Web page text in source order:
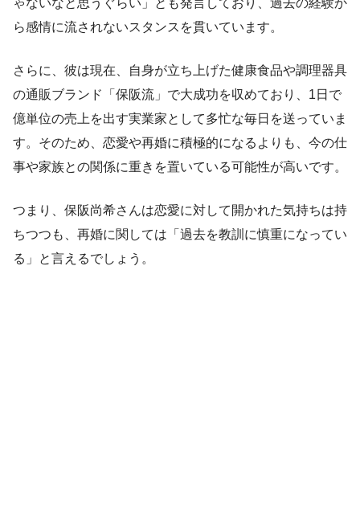
ゃないなと思うぐらい」とも発言しており、過去の経験か
ら感情に流されないスタンスを貫いています。
さらに、彼は現在、自身が立ち上げた健康食品や調理器具
の通販ブランド「保阪流」で大成功を収めており、1日で
億単位の売上を出す実業家として多忙な毎日を送っていま
す。そのため、恋愛や再婚に積極的になるよりも、今の仕
事や家族との関係に重きを置いている可能性が高いです。
つまり、保阪尚希さんは恋愛に対して開かれた気持ちは持
ちつつも、再婚に関しては「過去を教訓に慎重になってい
る」と言えるでしょう。